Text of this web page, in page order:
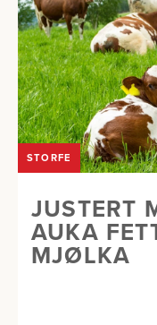
STORFE
JUSTERT
AUKA
MJØLKA